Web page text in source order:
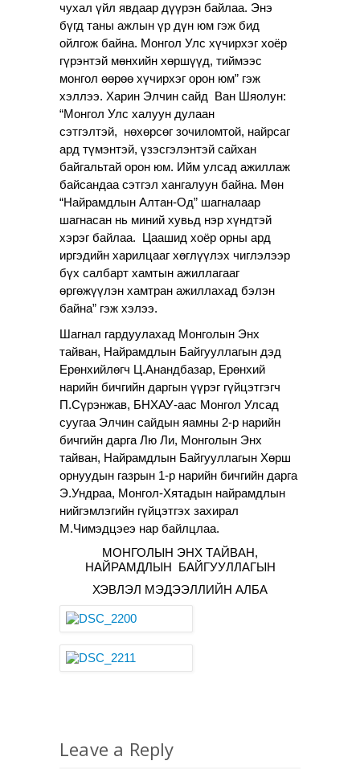
чухал үйл явдаар дүүрэн байлаа. Энэ
бүгд таны ажлын үр дүн юм гэж бид
ойлгож байна. Монгол Улс хүчирхэг хоёр
гүрэнтэй мөнхийн хөршүүд, тиймээс
монгол өөрөө хүчирхэг орон юм” гэж
хэллээ. Харин Элчин сайд Ван Шяолун:
“Монгол Улс халуун дулаан
сэтгэлтэй, нөхөрсөг зочиломтой, найрсаг
ард түмэнтэй, үзэсгэлэнтэй сайхан
байгальтай орон юм. Ийм улсад ажиллаж
байсандаа сэтгэл хангалуун байна. Мөн
“Найрамдлын Алтан-Од” шагналаар
шагнасан нь миний хувьд нэр хүндтэй
хэрэг байлаа. Цаашид хоёр орны ард
иргэдийн харилцааг хөглүүлэх чиглэлээр
бүх салбарт хамтын ажиллагааг
өргөжүүлэн хамтран ажиллахад бэлэн
байна” гэж хэлээ.
Шагнал гардуулахад Монголын Энх
тайван, Найрамдлын Байгууллагын дэд
Ерөнхийлөгч Ц.Анандбазар, Ерөнхий
нарийн бичгийн даргын үүрэг гүйцэтгэгч
П.Сүрэнжав, БНХАУ-аас Монгол Улсад
суугаа Элчин сайдын яамны 2-р нарийн
бичгийн дарга Лю Ли, Монголын Энх
тайван, Найрамдлын Байгууллагын Хөрш
орнуудын газрын 1-р нарийн бичгийн дарга
Э.Ундраа, Монгол-Хятадын найрамдлын
нийгэмлэгийн гүйцэтгэх захирал
М.Чимэдцэеэ нар байлцлаа.
МОНГОЛЫН ЭНХ ТАЙВАН,
НАЙРАМДЛЫН БАЙГУУЛЛАГЫН
ХЭВЛЭЛ МЭДЭЭЛЛИЙН АЛБА
Leave a Reply